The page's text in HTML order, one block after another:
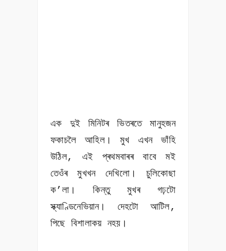
এক দুই মিনিটৰ ভিতৰতে মানুহজন
ফকাচলৈ আহিল। মুখ এখন ভাঁহি
উঠিল, এই প্ৰথমবাৰৰ বাবে মই
তেওঁৰ মুখখন দেখিলো। চুলিকোছা
ক’লা। কিন্তু মুখৰ গঢ়টো
স্ক্যাণ্ডিনেভিয়ান। দেহটো আটিল,
পিছে বিশালাকয় নহয়।